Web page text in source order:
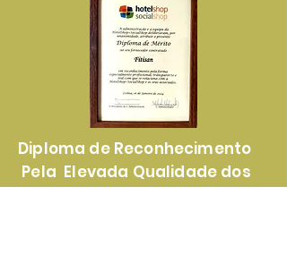
Diploma de Reconhecimento
Pela Elevada Qualidade dos